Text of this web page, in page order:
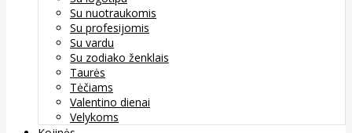
Su nuotraukomis
Su profesijomis
Su vardu
Su zodiako ženklais
Taurės
Tėčiams
Valentino dienai
Velykoms